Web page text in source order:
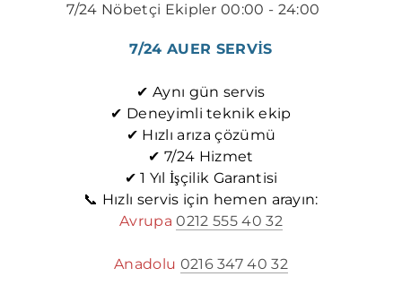
7/24 Nöbetçi Ekipler 00:00 - 24:00
7/24 AUER SERVİS
✔ Aynı gün servis
✔ Deneyimli teknik ekip
✔ Hızlı arıza çözümü
✔ 7/24 Hizmet
✔ 1 Yıl İşçilik Garantisi
📞 Hızlı servis için hemen arayın:
Avrupa 0212 555 40 32
Anadolu 0216 347 40 32